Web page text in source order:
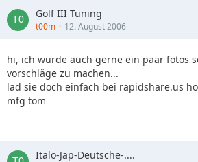
Golf III Tuning
t00m 12. August 2006
hi, ich würde auch gerne ein paar fotos
vorschläge zu machen...
lad sie doch einfach bei rapidshare.us
mfg tom
Italo-Jap-Deutsche-....